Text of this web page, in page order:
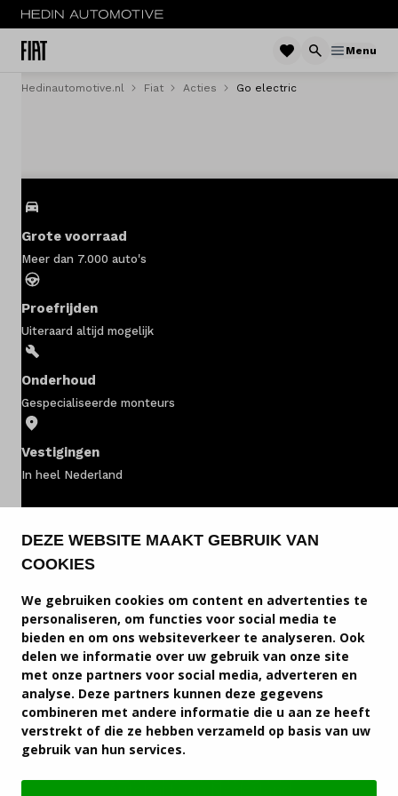
DEZE WEBSITE MAAKT GEBRUIK VAN
COOKIES
We gebruiken cookies om content en advertenties te
personaliseren, om functies voor social media te
bieden en om ons websiteverkeer te analyseren. Ook
delen we informatie over uw gebruik van onze site
met onze partners voor social media, adverteren en
analyse. Deze partners kunnen deze gegevens
combineren met andere informatie die u aan ze heeft
verstrekt of die ze hebben verzameld op basis van uw
gebruik van hun services.
Menu
Menu
Private lease
Onderhoud
Contact
Mijn account
Vacatures
Vergelijken
Vestigingen
Merken
Hedinautomotive.nl Fiat Acties Go electric
Grote voorraad
Meer dan 7.000 auto's
Proefrijden
Uiteraard altijd mogelijk
Onderhoud
Gespecialiseerde monteurs
Vestigingen
In heel Nederland
Fiat bedrijfswagens
Fiat modellen
Fiat service & onderhoud
Fiat diensten
Service en contact
Fiat vestigingen